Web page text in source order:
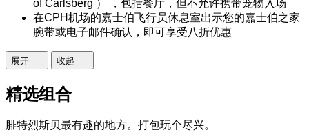
of Carlsberg ） ，包括餐厅，但不允许携带宠物入场
在CPH机场的嘉士伯飞行员休息室出示您的嘉士伯之家
腕带或电子邮件确认，即可享受八折优惠
展开 收起
精选组合
腓特烈斯贝最有趣的地方。打包玩个尽兴。